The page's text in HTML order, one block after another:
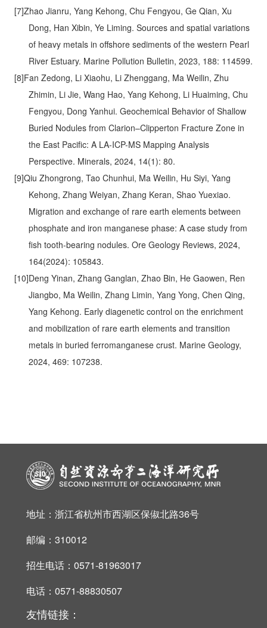
[7]Zhao Jianru, Yang Kehong, Chu Fengyou, Ge Qian, Xu
Dong, Han Xibin, Ye Liming. Sources and spatial variations
of heavy metals in offshore sediments of the western Pearl
River Estuary. Marine Pollution Bulletin, 2023, 188: 114599.
[8]Fan Zedong, Li Xiaohu, Li Zhenggang, Ma Weilin, Zhu
Zhimin, Li Jie, Wang Hao, Yang Kehong, Li Huaiming, Chu
Fengyou, Dong Yanhui. Geochemical Behavior of Shallow
Buried Nodules from Clarion–Clipperton Fracture Zone in
the East Pacific: A LA-ICP-MS Mapping Analysis
Perspective. Minerals, 2024, 14(1): 80.
[9]Qiu Zhongrong, Tao Chunhui, Ma Weilin, Hu Siyi, Yang
Kehong, Zhang Weiyan, Zhang Keran, Shao Yuexiao.
Migration and exchange of rare earth elements between
phosphate and iron manganese phase: A case study from
fish tooth-bearing nodules. Ore Geology Reviews, 2024,
164(2024): 105843.
[10]Deng Yinan, Zhang Ganglan, Zhao Bin, He Gaowen, Ren
Jiangbo, Ma Weilin, Zhang Limin, Yang Yong, Chen Qing,
Yang Kehong. Early diagenetic control on the enrichment
and mobilization of rare earth elements and transition
metals in buried ferromanganese crust. Marine Geology,
2024, 469: 107238.
地址：浙江省杭州市西湖区保俶北路36号
邮编：310012
招生电话：0571-81963017
电话：0571-88830507
友情链接：